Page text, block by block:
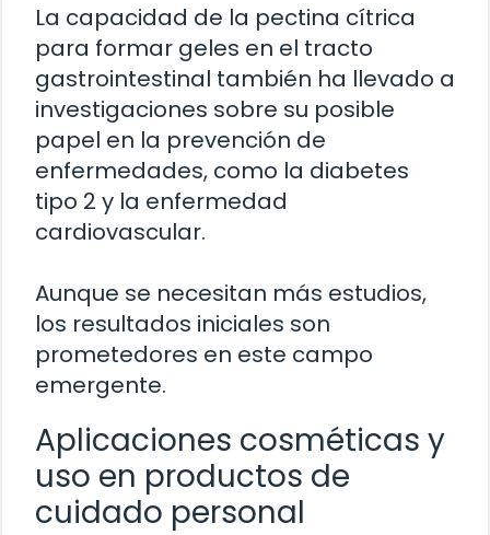
La capacidad de la pectina cítrica
para formar geles en el tracto
gastrointestinal también ha llevado a
investigaciones sobre su posible
papel en la prevención de
enfermedades, como la diabetes
tipo 2 y la enfermedad
cardiovascular.
Aunque se necesitan más estudios,
los resultados iniciales son
prometedores en este campo
emergente.
Aplicaciones cosméticas y
uso en productos de
cuidado personal